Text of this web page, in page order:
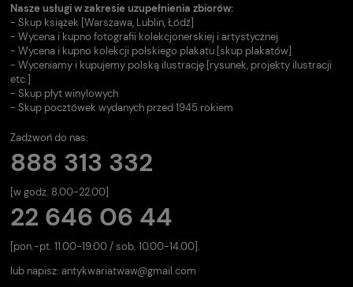
Nasze usługi w zakresie uzupełnienia zbiorów:
- Skup książek [Warszawa, Lublin, Łódź]
- Wycena i kupno fotografii kolekcjonerskiej i artystycznej
- Wycena i kupno kolekcji polskiego plakatu [skup plakatów]
- Wyceniamy i kupujemy polską ilustrację [rysunek, projekty ilustracji
etc.]
- Skup płyt winylowych
- Skup pocztówek wydanych przed 1945 rokiem
Zadzwoń do nas:
888 313 332
[w godz. 8.00-22.00]
22 646 06 44
[pon.-pt. 11.00-19.00 / sob. 10.00-14.00].
lub napisz: antykwariatwaw@gmail.com